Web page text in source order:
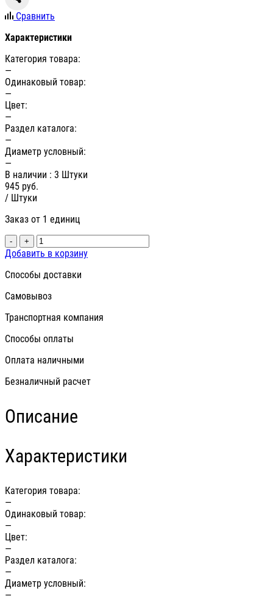
Сравнить
Характеристики
Категория товара:
—
Одинаковый товар:
—
Цвет:
—
Раздел каталога:
—
Диаметр условный:
—
В наличии : 3 Штуки
945 руб.
/ Штуки
Заказ от 1 единиц
- +
Добавить в корзину
Способы доставки
Самовывоз
Транспортная компания
Способы оплаты
Оплата наличными
Безналичный расчет
Описание
Характеристики
Категория товара:
—
Одинаковый товар:
—
Цвет:
—
Раздел каталога:
—
Диаметр условный:
—